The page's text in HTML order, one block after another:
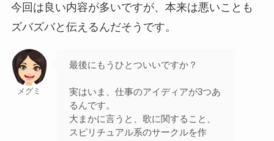
今回は良い内容が多いですが、本来は悪いことも
ズバズバと伝えるんだそうです。
メグミ
最後にもうひとついいですか？
実はいま、仕事のアイディアが3つあ
るんです。
大まかに言うと、歌に関すること、
スピリチュアル系のサークルを作